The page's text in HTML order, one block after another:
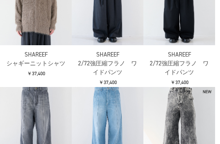
SHAREEF
シャギーニットシャツ
￥37,400
SHAREEF
2/72強圧縮フラノ ワ
イドパンツ
￥37,400
SHAREEF
2/72強圧縮フラノ ワ
イドパンツ
￥37,400